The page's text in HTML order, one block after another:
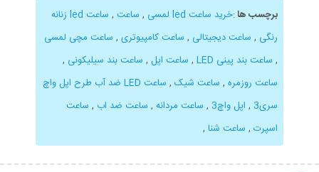
برچسب ها:خرید ساعت led لمسی , ساعت ,
ساعت led زنانه
رنگی , ساعت دیجیتالی , ساعت کامپیوتری , ساعت مچی لمسی
, ساعت بند پینی LED , ساعت اپل , ساعت بند سیلیکونی ,
ساعت روزمره , ساعت شیک ,
ساعت LED ضد آب طرح اپل واچ
سری3 , اپل واچ3 , ساعت مردانه , ساعت ضد اب , ساعت
اسپرت , ساعت شنا ,